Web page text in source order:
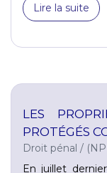
Lire la suite
LES
PROTÉGÉS
Droit pénal /
En juillet